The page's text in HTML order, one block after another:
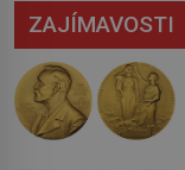
ZAJÍMAVOSTI